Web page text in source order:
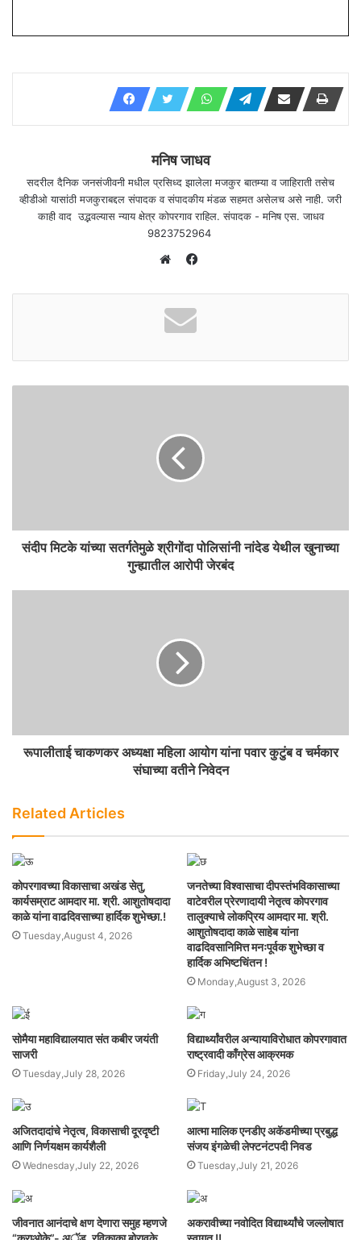
मनिष जाधव
सदरील दैनिक जनसंजीवनी मधील प्रसिध्द झालेला मजकुर बातम्या व जाहिराती तसेच
व्हीडीओ यासांठी मजकुराबद्दल संपादक व संपादकीय मंडळ सहमत असेलच असे नाही. जरी
काही वाद उद्भवल्यास न्याय क्षेत्र कोपरगाव राहिल. संपादक - मनिष एस. जाधव
9823752964
e
b
s
i
c
संदीप मिटके यांच्या सतर्गतेमुळे श्रीगोंदा पोलिसांनी नांदेड येथील खुनाच्या
गुन्ह्यातील आरोपी जेरबंद
रूपालीताई चाकणकर अध्यक्षा महिला आयोग यांना पवार कुटुंब व चर्मकार
संघाच्या वतीने निवेदन
Related Articles
कोपरगावच्या विकासाचा अखंड सेतु,
कार्यसम्राट आमदार मा. श्री. आशुतोषदादा
काळे यांना वाढदिवसाच्या हार्दिक शुभेच्छा.!
Tuesday,August 4, 2026
जनतेच्या विश्वासाचा दीपस्तंभविकासाच्या
वाटेवरील प्रेरणादायी नेतृत्व कोपरगाव
तालुक्याचे लोकप्रिय आमदार मा. श्री.
आशुतोषदादा काळे साहेब यांना
वाढदिवसानिमित्त मनःपूर्वक शुभेच्छा व
हार्दिक अभिष्टचिंतन !
Monday,August 3, 2026
सोमैया महाविद्यालयात संत कबीर जयंती
साजरी
Tuesday,July 28, 2026
विद्यार्थ्यांवरील अन्यायाविरोधात कोपरगावात
राष्ट्रवादी काँग्रेस आक्रमक
Friday,July 24, 2026
अजितदादांचे नेतृत्व, विकासाची दूरदृष्टी
आणि निर्णयक्षम कार्यशैली
Wednesday,July 22, 2026
आत्मा मालिक एनडीए अकॅडमीच्या प्रबुद्ध
संजय इंगळेची लेफ्टनंटपदी निवड
Tuesday,July 21, 2026
जीवनात आनंदाचे क्षण देणारा समुह म्हणजे
अकरावीच्या नवोदित विद्यार्थ्यांचे जल्लोषात